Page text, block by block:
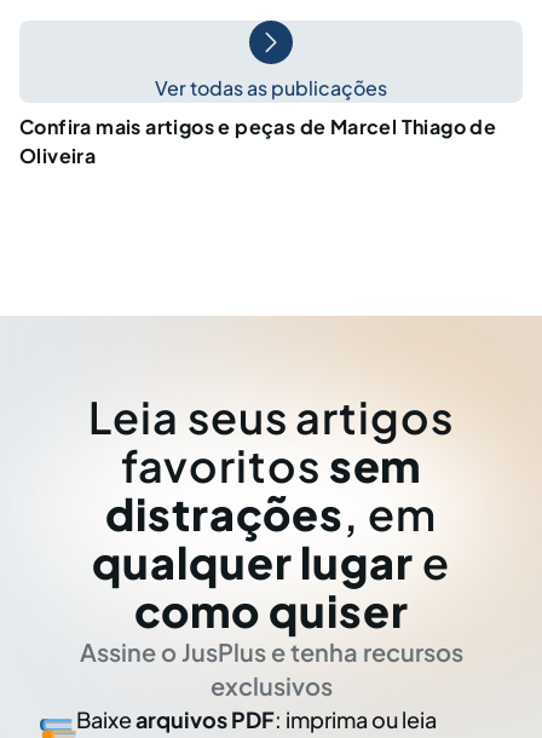
Ver todas as publicações
Confira mais artigos e peças de Marcel Thiago de
Oliveira
Leia seus artigos
favoritos sem
distrações, em
qualquer lugar e
como quiser
Assine o JusPlus e tenha recursos
exclusivos
Baixearquivos PDF: imprima ou leia